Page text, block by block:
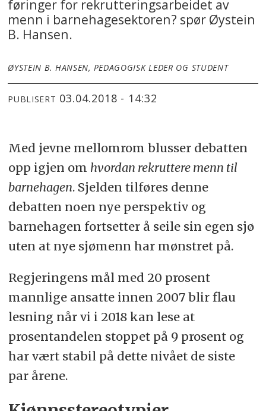
føringer for rekrutteringsarbeidet av
menn i barnehagesektoren? spør Øystein
B. Hansen.
ØYSTEIN B. HANSEN, PEDAGOGISK LEDER OG STUDENT
PUBLISERT 03.04.2018 - 14:32
Med jevne mellomrom blusser debatten
opp igjen om hvordan rekruttere menn til
barnehagen. Sjelden tilføres denne
debatten noen nye perspektiv og
barnehagen fortsetter å seile sin egen sjø
uten at nye sjømenn har mønstret på.
Regjeringens mål med 20 prosent
mannlige ansatte innen 2007 blir flau
lesning når vi i 2018 kan lese at
prosentandelen stoppet på 9 prosent og
har vært stabil på dette nivået de siste
par årene.